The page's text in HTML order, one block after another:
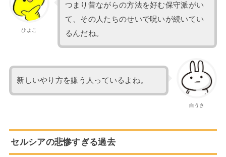
ひよこ
つまり昔ながらの方法を好む保守派がい
て、その人たちのせいで呪いが続いてい
るんだね。
白うさ
新しいやり方を嫌う人っているよね。
セルシアの悲惨すぎる過去